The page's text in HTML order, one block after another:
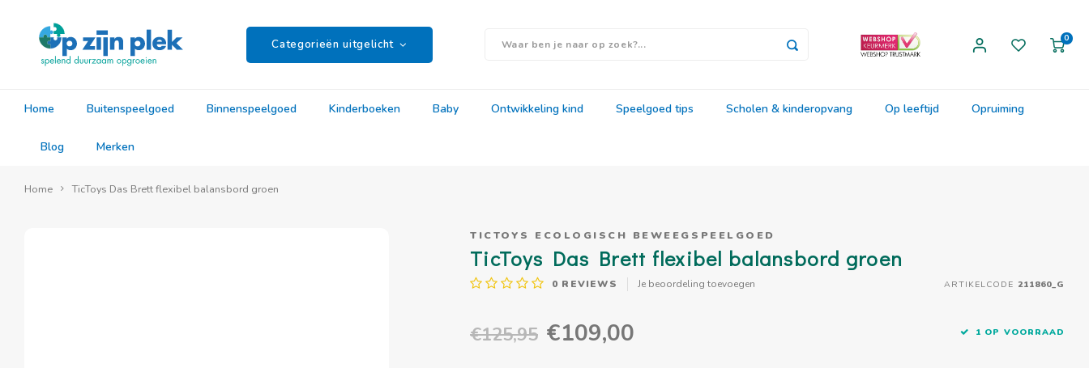
Categorieën uitgelicht 0
Home Buitenspeelgoed Binnenspeelgoed Kinderboeken Baby Ontwikkeling kind Speelgoed tips Scholen & kinderopvang Op leeftijd Opruiming
Blog Merken
Home TicToys Das Brett flexibel balansbord groen
TICTOYS ECOLOGISCH BEWEEGSPEELGOED
TicToys Das Brett flexibel balansbord groen
0 REVIEWS Je beoordeling toevoegen ARTIKELCODE 211860_G
€125,95 €109,00 1 OP VOORRAAD